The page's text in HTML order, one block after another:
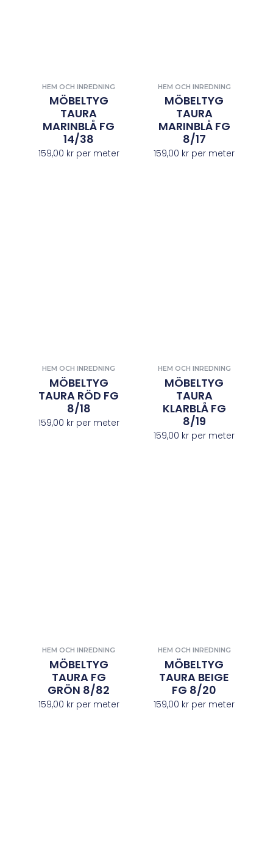
HEM OCH INREDNING
MÖBELTYG
TAURA
MARINBLÅ FG
14/38
159,00 krper meter
HEM OCH INREDNING
MÖBELTYG
TAURA
MARINBLÅ FG
8/17
159,00 kr per meter
HEM OCH INREDNING
MÖBELTYG
TAURA RÖD FG
8/18
159,00 krper meter
HEM OCH INREDNING
MÖBELTYG
TAURA
KLARBLÅ FG
8/19
159,00 kr per meter
HEM OCH INREDNING
MÖBELTYG
TAURA FG
GRÖN 8/82
159,00 krper meter
HEM OCH INREDNING
MÖBELTYG
TAURA BEIGE
FG 8/20
159,00 kr per meter